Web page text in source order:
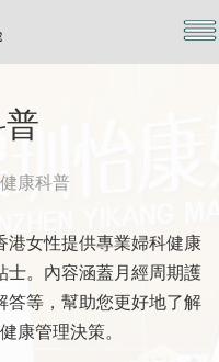
健康科普
港女性提供專業婦科健康
士。內容涵蓋月經周期護
答等，幫助您更好地了解
康管理決策。